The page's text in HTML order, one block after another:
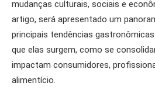
mudanças culturais, sociais e
artigo, será apresentado um
principais tendências
que elas surgem, como se
impactam consumidores,
alimentício.